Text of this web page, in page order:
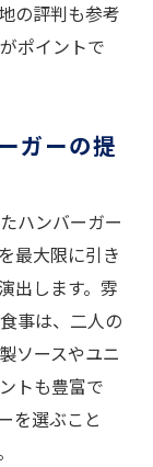
の評判も参考
ポイントで
ガーの提
ハンバーガー
最大限に引き
出します。雰
事は、二人の
ソースやユニ
トも豊富で
を選ぶこと